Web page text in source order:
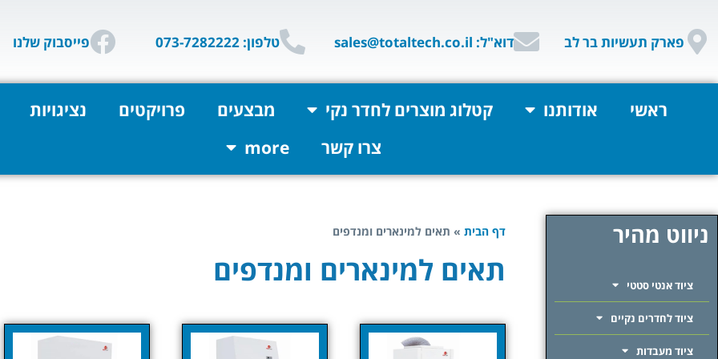
פארק תעשיות בר לב דוא"ל: sales@totaltech.co.il טלפון: 073-7282222 פייסבוק שלנו
ראשי אודותנו קטלוג מוצרים לחדר נקי מבצעים פרויקטים נציגויות
צרו קשר
more
ניווט מהיר
ציוד אנטי סטטי
ציוד לחדרים נקיים
ציוד מעבדות
דף הבית » תאים למינארים ומנדפים
תאים למינארים ומנדפים